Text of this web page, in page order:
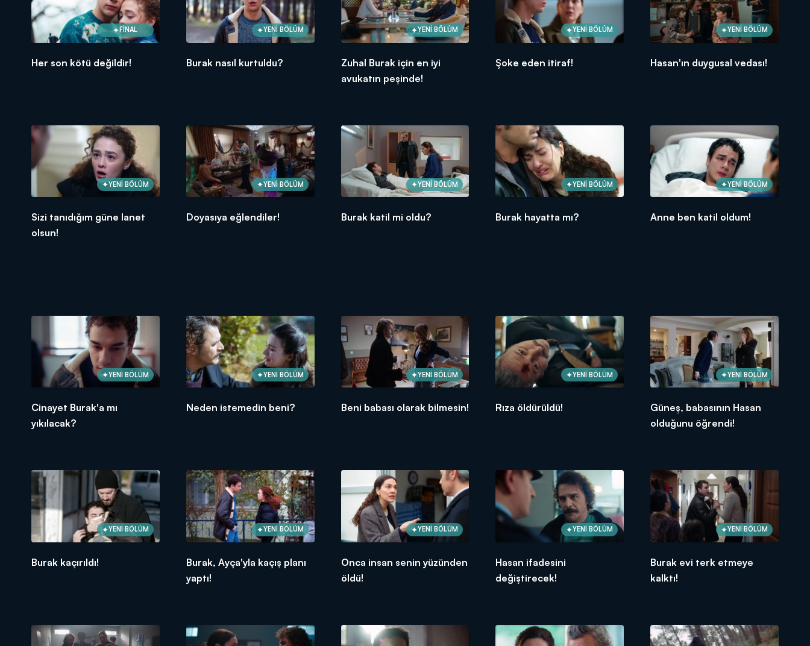
FİNAL
Her son kötü değildir!
YENİ BÖLÜM
Burak nasıl kurtuldu?
YENİ BÖLÜM
Zuhal Burak için en iyi
avukatın peşinde!
YENİ BÖLÜM
Şoke eden itiraf!
YENİ BÖLÜM
Hasan'ın duygusal vedası!
YENİ BÖLÜM
Sizi tanıdığım güne lanet
olsun!
YENİ BÖLÜM
Doyasıya eğlendiler!
YENİ BÖLÜM
Burak katil mi oldu?
YENİ BÖLÜM
Burak hayatta mı?
YENİ BÖLÜM
Anne ben katil oldum!
YENİ BÖLÜM
Cinayet Burak'a mı
yıkılacak?
YENİ BÖLÜM
Neden istemedin beni?
YENİ BÖLÜM
Beni babası olarak bilmesin!
YENİ BÖLÜM
Rıza öldürüldü!
YENİ BÖLÜM
Güneş, babasının Hasan
olduğunu öğrendi!
YENİ BÖLÜM
Burak kaçırıldı!
YENİ BÖLÜM
Burak, Ayça'yla kaçış planı
yaptı!
YENİ BÖLÜM
Onca insan senin yüzünden
öldü!
YENİ BÖLÜM
Hasan ifadesini
değiştirecek!
YENİ BÖLÜM
Burak evi terk etmeye
kalktı!